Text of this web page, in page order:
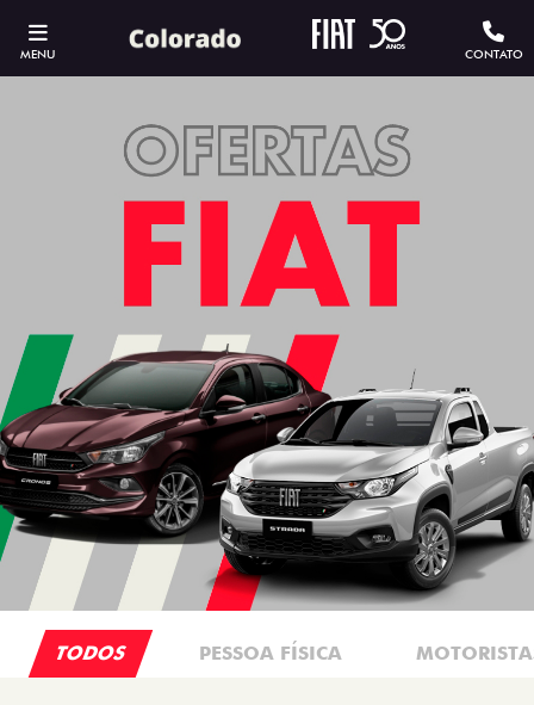
MENU CONTATO
TODOS PESSOA FÍSICA